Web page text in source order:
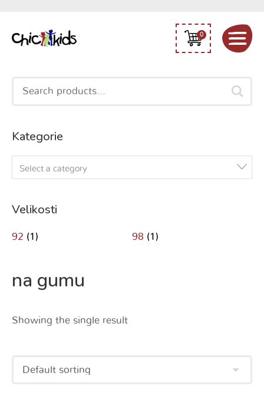
0
Search
Kategorie
Select a category
Velikosti
92 (1) 98 (1)
na gumu
Showing the single result